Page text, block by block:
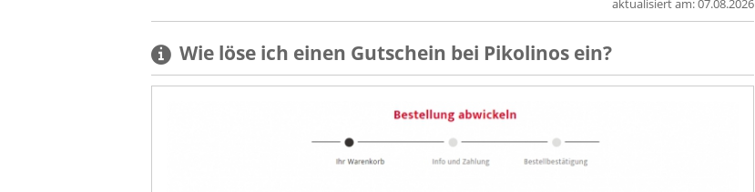
Wie löse ich einen Gutschein bei Pikolinos ein?